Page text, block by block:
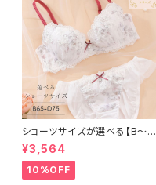
ショーツサイズが選べる【B〜D】
セレナーデ ブラ＆ショーツ
¥3,564
10%OFF